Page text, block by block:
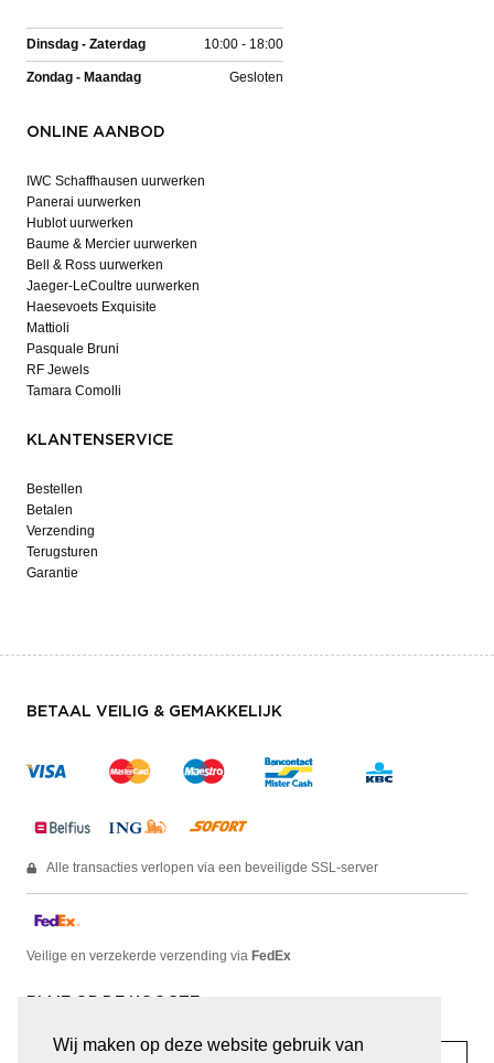
Wij maken op deze website gebruik van
Dinsdag - Zaterdag 10:00 - 18:00
Zondag - Maandag Gesloten
ONLINE AANBOD
IWC Schaffhausen uurwerken
Panerai uurwerken
Hublot uurwerken
Baume & Mercier uurwerken
Bell & Ross uurwerken
Jaeger-LeCoultre uurwerken
Haesevoets Exquisite
Mattioli
Pasquale Bruni
RF Jewels
Tamara Comolli
KLANTENSERVICE
Bestellen
Betalen
Verzending
Terugsturen
Garantie
BETAAL VEILIG & GEMAKKELIJK
Alle transacties verlopen via een beveiligde SSL-server
Veilige en verzekerde verzending via FedEx
BLIJF OP DE HOOGTE